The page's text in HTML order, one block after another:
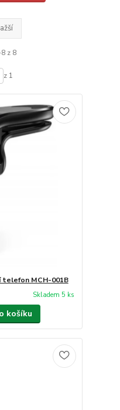
z 8
z 1
telefon MCH-001B
Skladem 5 ks
košíku